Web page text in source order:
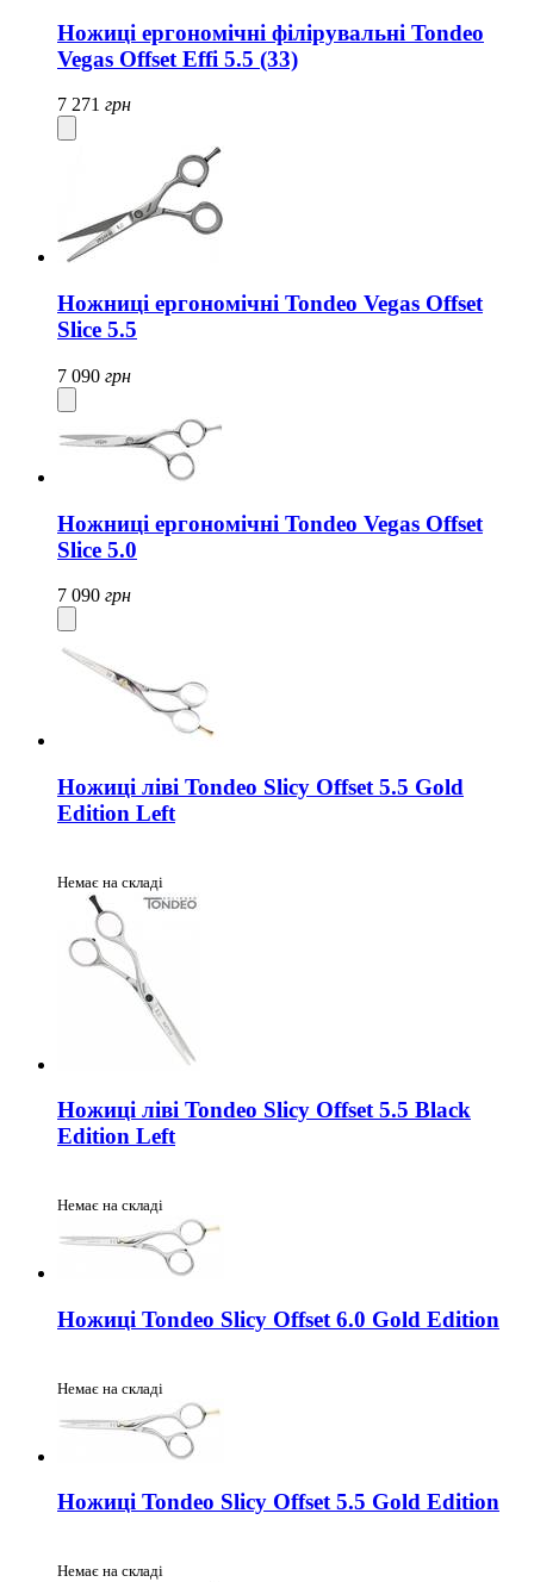
Ножиці ергономічні філірувальні Tondeo
Vegas Offset Effi 5.5 (33)
7 271 грн
Ножниці ергономічні Tondeo Vegas Offset
Slice 5.5
7 090 грн
Ножниці ергономічні Tondeo Vegas Offset
Slice 5.0
7 090 грн
Ножиці ліві Tondeo Slicy Offset 5.5 Gold
Edition Left
Немає на складі
Ножиці ліві Tondeo Slicy Offset 5.5 Black
Edition Left
Немає на складі
Ножиці Tondeo Slicy Offset 6.0 Gold Edition
Немає на складі
Ножиці Tondeo Slicy Offset 5.5 Gold Edition
Немає на складі